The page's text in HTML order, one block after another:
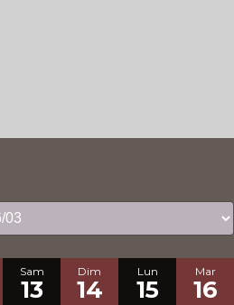
Sam
13
Dim
14
Lun
15
Mar
16